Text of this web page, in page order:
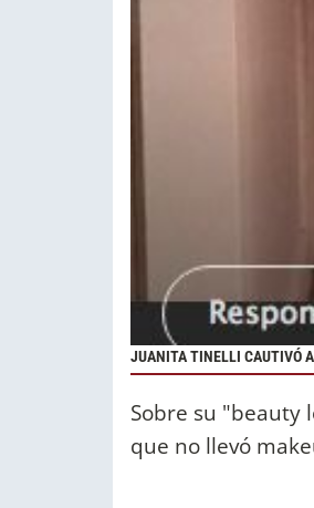
JUANITA TINELLI CAUTIVÓ A
Sobre su "beauty
que no llevó